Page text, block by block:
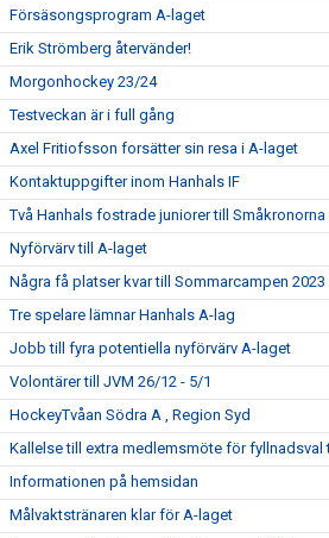
Försäsongsprogram A-laget
Erik Strömberg återvänder!
Morgonhockey 23/24
Testveckan är i full gång
Axel Fritiofsson forsätter sin resa i A-laget
Kontaktuppgifter inom Hanhals IF
Två Hanhals fostrade juniorer till Småkronorna
Nyförvärv till A-laget
Några få platser kvar till Sommarcampen 2023
Tre spelare lämnar Hanhals A-lag
Jobb till fyra potentiella nyförvärv A-laget
Volontärer till JVM 26/12 - 5/1
HockeyTvåan Södra A , Region Syd
Kallelse till extra medlemsmöte för fyllnadsval
Informationen på hemsidan
Målvaktstränaren klar för A-laget